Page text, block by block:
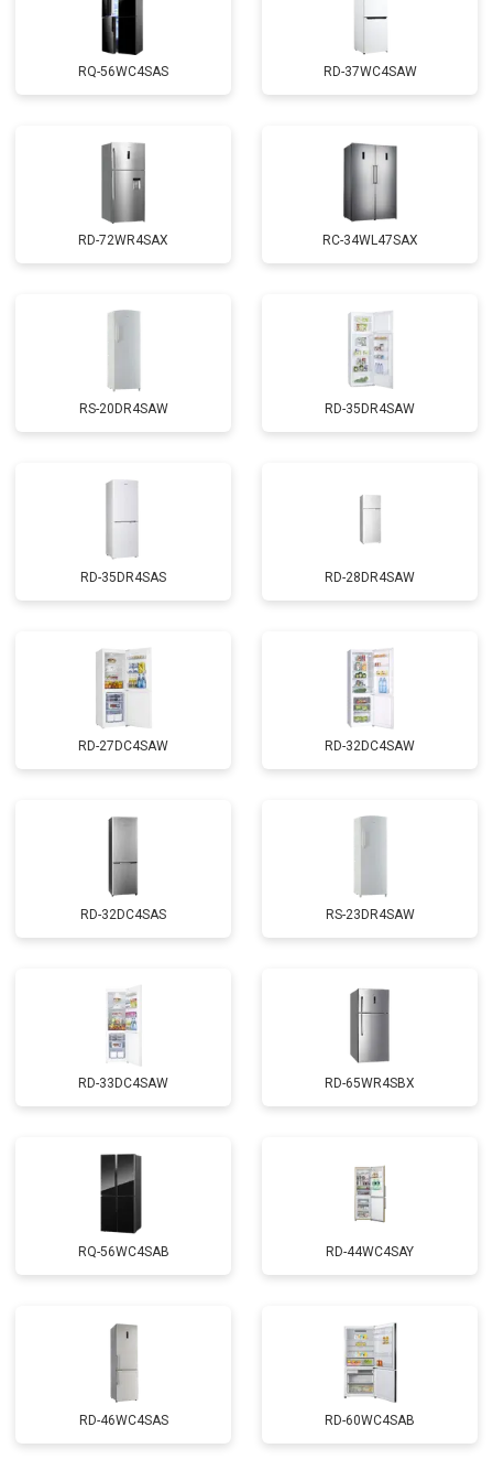
RQ-56WC4SAS RD-37WC4SAW
RD-72WR4SAX RС-34WL47SAX
RS-20DR4SAW RD-35DR4SAW
RD-35DR4SAS RD-28DR4SAW
RD-27DC4SAW RD-32DC4SAW
RD-32DC4SAS RS-23DR4SAW
RD-33DC4SAW RD-65WR4SBX
RQ-56WC4SAB RD-44WC4SAY
RD-46WC4SAS RD-60WC4SAB